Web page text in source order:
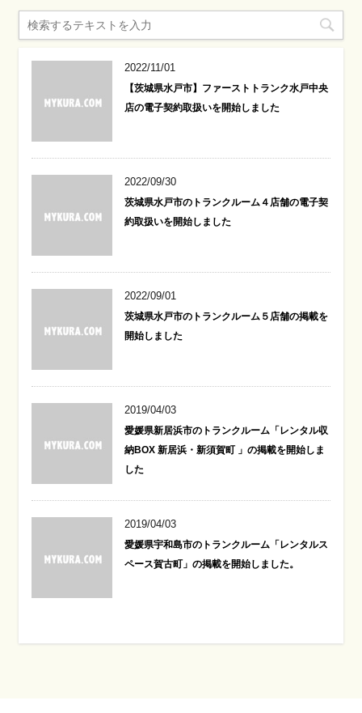
2022/11/01
【茨城県水戸市】ファーストトランク水戸中央
店の電子契約取扱いを開始しました
2022/09/30
茨城県水戸市のトランクルーム４店舗の電子契
約取扱いを開始しました
2022/09/01
茨城県水戸市のトランクルーム５店舗の掲載を
開始しました
2019/04/03
愛媛県新居浜市のトランクルーム「レンタル収
納BOX 新居浜・新須賀町 」の掲載を開始しま
した
2019/04/03
愛媛県宇和島市のトランクルーム「レンタルス
ペース賀古町」の掲載を開始しました。